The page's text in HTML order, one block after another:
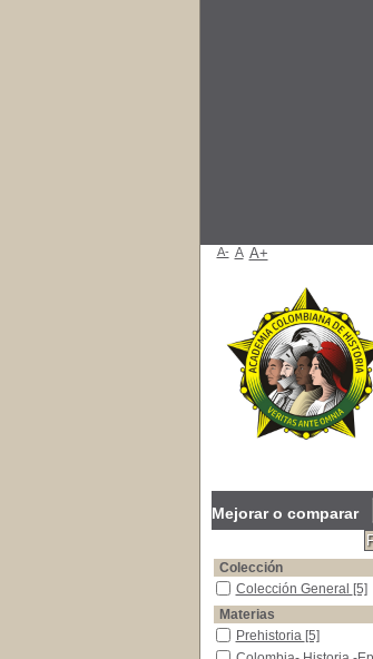
A- A A+
Mejorar o comparar
Colección
Colección General
Colección General [5]
Materias
Prehistoria
Prehistoria [5]